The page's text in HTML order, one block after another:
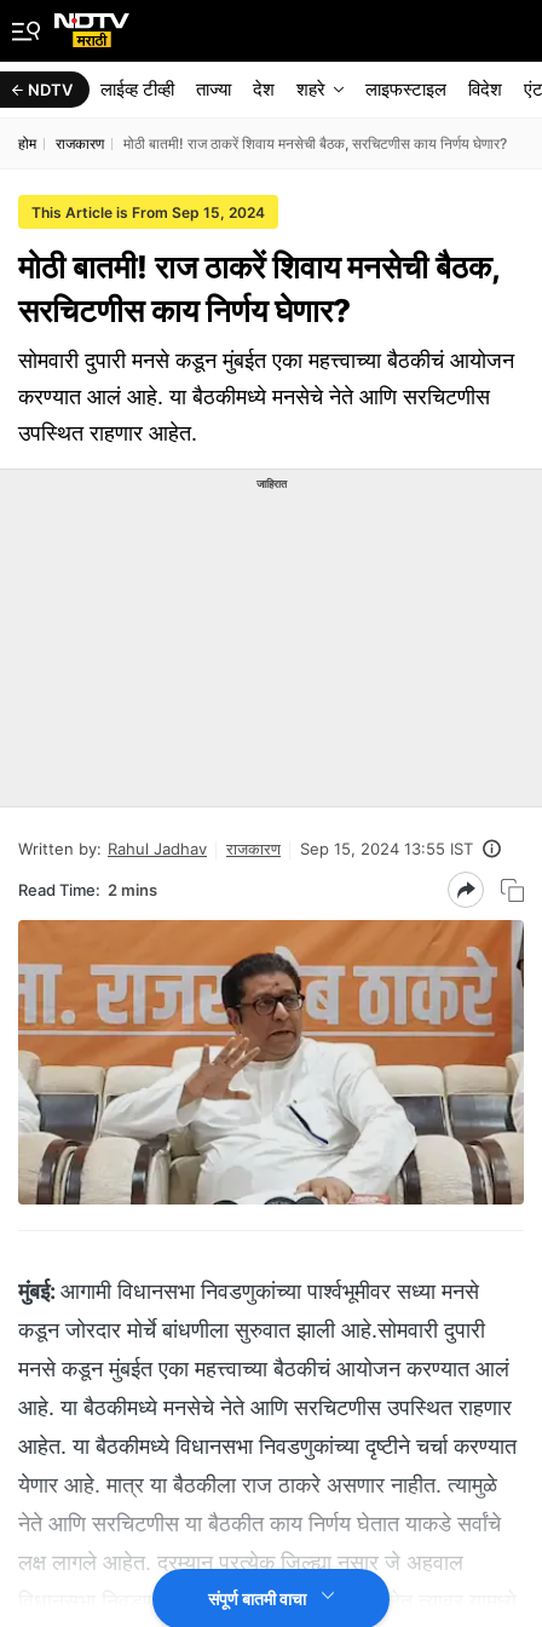
NDTV लाईव्ह टीव्ही ताज्या देश शहरे लाइफस्टाइल विदेश
होम राजकारण मोठी बातमी! राज ठाकरें शिवाय मनसेची बैठक, सरचिटणीस काय निर्णय घेणार?
This Article is From Sep 15, 2024
मोठी बातमी! राज ठाकरें शिवाय मनसेची बैठक,
सरचिटणीस काय निर्णय घेणार?
सोमवारी दुपारी मनसे कडून मुंबईत एका महत्त्वाच्या बैठकीचं आयोजन
करण्यात आलं आहे. या बैठकीमध्ये मनसेचे नेते आणि सरचिटणीस
उपस्थित राहणार आहेत.
जाहिरात
Written by: Rahul Jadhav राजकारण Sep 15, 2024 13:55 IST
Read Time: 2 mins
मुंबई: आगामी विधानसभा निवडणुकांच्या पार्श्वभूमीवर सध्या मनसे
कडून जोरदार मोर्चे बांधणीला सुरुवात झाली आहे.सोमवारी दुपारी
मनसे कडून मुंबईत एका महत्त्वाच्या बैठकीचं आयोजन करण्यात आलं
आहे. या बैठकीमध्ये मनसेचे नेते आणि सरचिटणीस उपस्थित राहणार
आहेत. या बैठकीमध्ये विधानसभा निवडणुकांच्या दृष्टीने चर्चा करण्यात
येणार आहे. मात्र या बैठकीला राज ठाकरे असणार नाहीत. त्यामुळे
नेते आणि सरचिटणीस या बैठकीत काय निर्णय घेतात याकडे सर्वांचे
लक्ष लागले आहेत. दरम्यान प्रत्येक जिल्ह्या नुसार जे अहवाल
विधानसभा निवडणुकीच्या पार्श्वभूमीवर करण्यात आलेत त्यावर यामध्ये
संपूर्ण बातमी वाचा